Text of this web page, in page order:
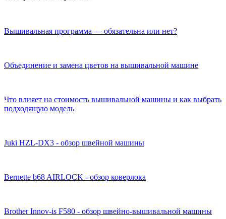
Вышивальная программа — обязательна или нет?
Объединение и замена цветов на вышивальной машине
Что влияет на стоимость вышивальной машины и как выбрать
подходящую модель
Juki HZL-DX3 - обзор швейной машины
Bernette b68 AIRLOCK - обзор коверлока
Brother Innov-is F580 - обзор швейно-вышивальной машины